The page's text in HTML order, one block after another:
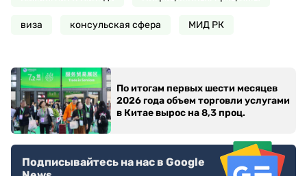
виза консульская сфера МИД РК
По итогам первых шести месяцев
2026 года объем торговли услугами
в Китае вырос на 8,3 проц.
Подписывайтесь на нас в Google